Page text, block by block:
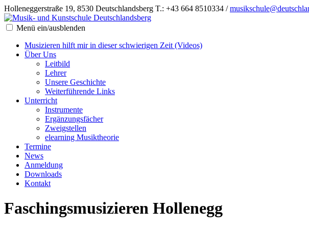
Holleneggerstraße 19, 8530 Deutschlandsberg T.: +43 664 8510334 /
Menü ein/ausblenden
Musizieren hilft mir in dieser schwierigen Zeit (Videos)
Über Uns
Leitbild
Lehrer
Unsere Geschichte
Weiterführende Links
Unterricht
Instrumente
Ergänzungsfächer
Zweigstellen
elearning Musiktheorie
Termine
News
Anmeldung
Downloads
Kontakt
Faschingsmusizieren Hollenegg